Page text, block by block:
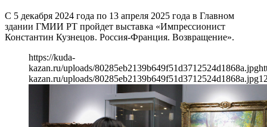
С 5 декабря 2024 года по 13 апреля 2025 года в Главном
здании ГМИИ РТ пройдет выставка «Импрессионист
Константин Кузнецов. Россия-Франция. Возвращение».
https://kuda-
kazan.ru/uploads/80285eb2139b649f51d3712524d1868a.jpg
kazan.ru/uploads/80285eb2139b649f51d3712524d1868a.jpg